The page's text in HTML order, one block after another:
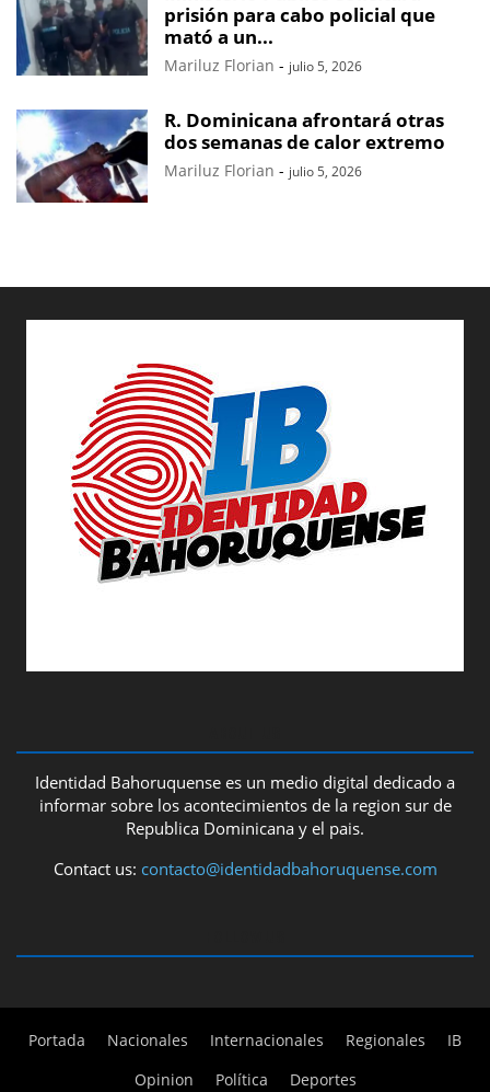
prisión para cabo policial que
mató a un...
Mariluz Florian - julio 5, 2026
R. Dominicana afrontará otras
dos semanas de calor extremo
Mariluz Florian - julio 5, 2026
Identidad Bahoruquense es un medio digital dedicado a
informar sobre los acontecimientos de la region sur de
Republica Dominicana y el pais.
Contact us: contacto@identidadbahoruquense.com
Portada Nacionales Internacionales Regionales
IB
Opinion
Política Deportes